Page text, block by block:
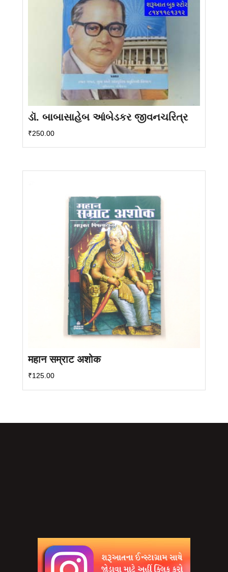
ડૉ. બાબાસાહેબ આંબેડકર જીવનચરિત્ર
₹250.00
महान सम्राट अशोक
₹125.00